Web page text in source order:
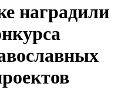
наградили